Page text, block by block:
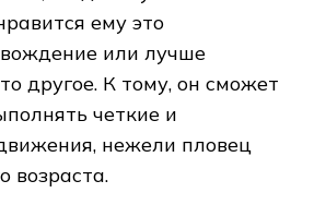
ему это
или лучше
другое. К тому, он сможет
четкие и
нежели пловец
возраста.